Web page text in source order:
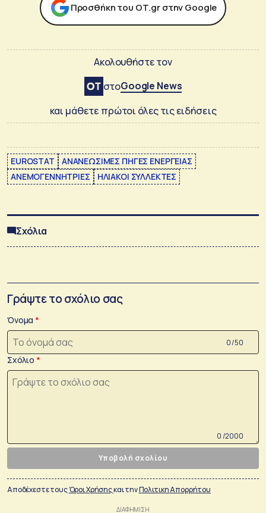
Προσθήκη του ΟΤ.gr στην Google
Ακολουθήστε τον
στοGoogle News
και μάθετε πρώτοι όλες τις ειδήσεις
EUROSTAT
ΑΝΑΝΕΩΣΙΜΕΣ ΠΗΓΕΣ ΕΝΕΡΓΕΙΑΣ
ΑΝΕΜΟΓΕΝΝΗΤΡΙΕΣ
ΗΛΙΑΚΟΙ ΣΥΛΛΕΚΤΕΣ
Σχόλια
Γράψτε το σχόλιο σας
Όνομα
0 /50
Σχόλιο
0 /2000
Υποβολή σχολίου
Αποδέχεστε τουςΌροι Χρήσηςκαι τηνΠολιτικη Απορρήτου